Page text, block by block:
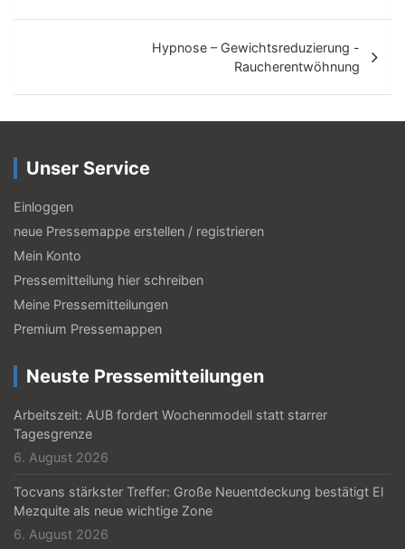
r
g
s
-
N
a
v
g
a
t
i
o
n
Hypnose – Gewichtsreduzierung -
Raucherentwöhnung
Unser Service
Einloggen
neue Pressemappe erstellen / registrieren
Mein Konto
Pressemitteilung hier schreiben
Meine Pressemitteilungen
Premium Pressemappen
Neuste Pressemitteilungen
Arbeitszeit: AUB fordert Wochenmodell statt starrer
Tagesgrenze
6. August 2026
Tocvans stärkster Treffer: Große Neuentdeckung bestätigt El
Mezquite als neue wichtige Zone
6. August 2026